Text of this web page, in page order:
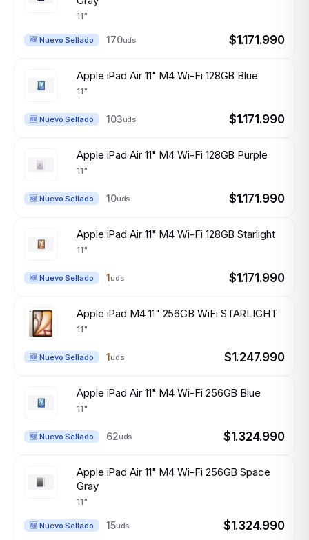
11"
🆕 Nuevo Sellado 170uds $1.171.990
Apple iPad Air 11" M4 Wi-Fi 128GB Blue
11"
🆕 Nuevo Sellado 103uds $1.171.990
Apple iPad Air 11" M4 Wi-Fi 128GB Purple
11"
🆕 Nuevo Sellado 10uds $1.171.990
Apple iPad Air 11" M4 Wi-Fi 128GB Starlight
11"
🆕 Nuevo Sellado 1uds $1.171.990
Apple iPad M4 11" 256GB WiFi STARLIGHT
11"
🆕 Nuevo Sellado 1uds $1.247.990
Apple iPad Air 11" M4 Wi-Fi 256GB Blue
11"
🆕 Nuevo Sellado 62uds $1.324.990
Apple iPad Air 11" M4 Wi-Fi 256GB Space
Gray
11"
🆕 Nuevo Sellado 15uds $1.324.990